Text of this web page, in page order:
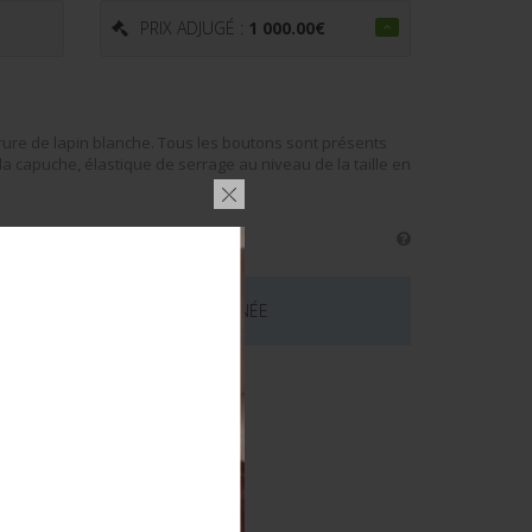
PRIX ADJUGÉ : 1 000.00€
de lapin blanche. Tous les boutons sont présents
capuche, élastique de serrage au niveau de la taille en
LOT EST MAINTENANT TERMINÉE